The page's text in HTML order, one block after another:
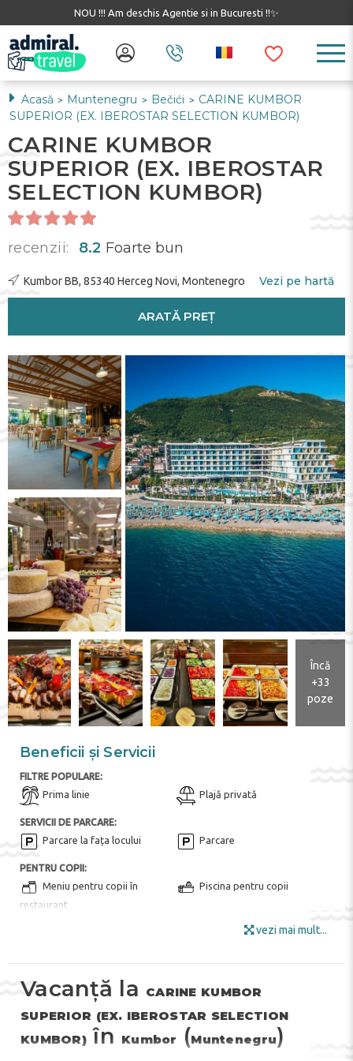
NOU !!! Am deschis Agentie si in Bucuresti !!✨
Acasă > Muntenegru > Bečići > CARINE KUMBOR
SUPERIOR (EX. IBEROSTAR SELECTION KUMBOR)
CARINE KUMBOR
SUPERIOR (EX. IBEROSTAR
SELECTION KUMBOR)
recenzii: 8.2 Foarte bun
Kumbor BB, 85340 Herceg Novi, Montenegro Vezi pe hartă
ARATĂ PREȚ
Încă
+33
poze
Beneficii și Servicii
FILTRE POPULARE:
Prima linie Plajă privată
SERVICII DE PARCARE:
Parcare la fața locului Parcare
PENTRU COPII:
Meniu pentru copii în
restaurant
Piscina pentru copii
Internet Camera bagajelor
Mobila de gradina Bar de zi
Meniu pentru diete speciale
Terasa la soare
vezi mai mult...
Vacanță la CARINE KUMBOR
SUPERIOR (EX. IBEROSTAR SELECTION
KUMBOR)în Kumbor (Muntenegru)